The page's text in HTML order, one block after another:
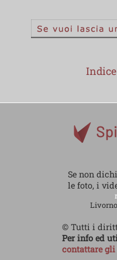
Se non
le foto, i
© Tutti i
Per info ed
contattare